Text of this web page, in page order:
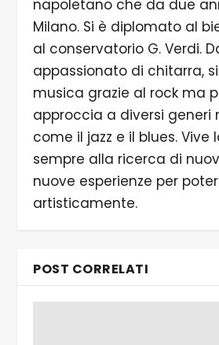
napoletano che da due
Milano. Si è diplomato al
al conservatorio G. Verdi.
appassionato di chitarra,
musica grazie al rock ma
approccia a diversi generi
come il jazz e il blues. Vive
sempre alla ricerca di
nuove esperienze per
artisticamente.
POST CORRELATI